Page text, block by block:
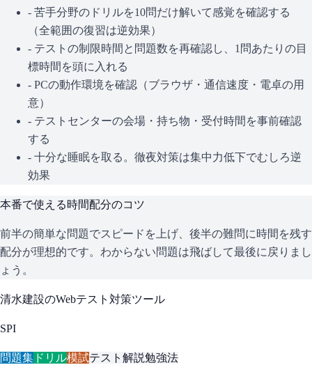
- 苦手分野のドリルを10問だけ解いて感覚を確認する
（全範囲の復習は逆効果）
- テストの制限時間と問題数を再確認し、1問あたりの目
標時間を頭に入れる
- PCの動作環境を確認（ブラウザ・通信速度・電卓の用
意）
- テストセンターの会場・持ち物・受付時間を事前確認
する
- 十分な睡眠を取る。徹夜対策は集中力低下でむしろ逆
効果
本番で使える時間配分のコツ
前半の簡単な問題でスピードを上げ、後半の難問に時間を残す
配分が理想的です。わからない問題は飛ばして最後に戻りまし
ょう。
清水建設のWebテスト対策ツール
SPI
問題集 ドリル模試テスト解説勉強法